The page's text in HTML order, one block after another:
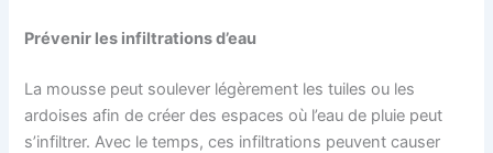
Prévenir les infiltrations d’eau
La mousse peut soulever légèrement les tuiles ou les
ardoises afin de créer des espaces où l’eau de pluie peut
s’infiltrer. Avec le temps, ces infiltrations peuvent causer